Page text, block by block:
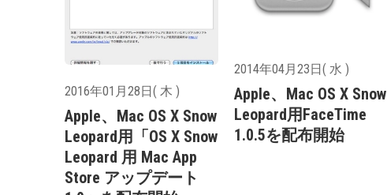
2016年01月28日( 木 )
Apple、Mac OS X Snow
Leopard用「OS X Snow
Leopard 用 Mac App
Store アップデート
2014年04月23日( 水 )
Apple、Mac OS X Snow
Leopard用FaceTime
1.0.5を配布開始